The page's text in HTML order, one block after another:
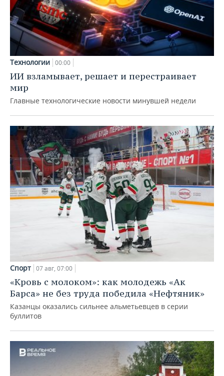
Технологии 00:00
ИИ взламывает, решает и перестраивает
мир
Главные технологические новости минувшей недели
Спорт 07 авг, 07:00
«Кровь с молоком»: как молодежь «Ак
Барса» не без труда победила «Нефтяник»
Казанцы оказались сильнее альметьевцев в серии
буллитов